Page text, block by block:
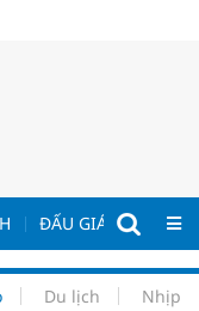
ĐẤU GIÁ - ĐẤU
Du lịch Nhịp